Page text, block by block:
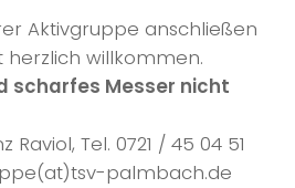
Aktivgruppe anschließen
herzlich willkommen.
scharfes Messer nicht
Tel. 0721 / 45 04 51
palmbach.de